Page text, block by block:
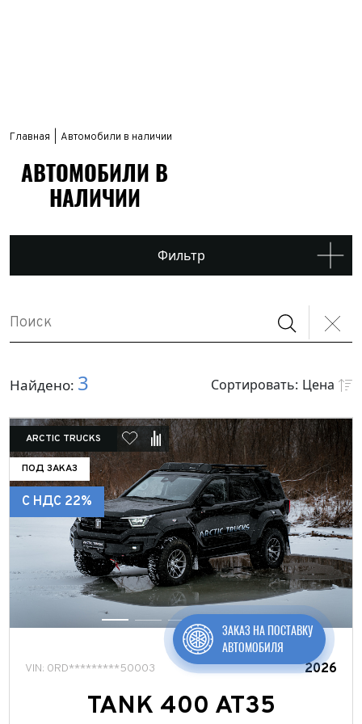
Главная Автомобили в наличии
АВТОМОБИЛИ В
НАЛИЧИИ
Фильтр
Авто без модификации
Под заказ
Продано
Город
Выберите значение
Марка авто
Модель
Найдено: 3 Сортировать: Цена
Год выпуска
Марка
Модель
ARCTIC TRUCKS
ПОД ЗАКАЗ
C НДС 22%
VIN: 0RD*********50003 2026
TANK 400 AT35
ЗАКАЗ НА ПОСТАВКУ
АВТОМОБИЛЯ